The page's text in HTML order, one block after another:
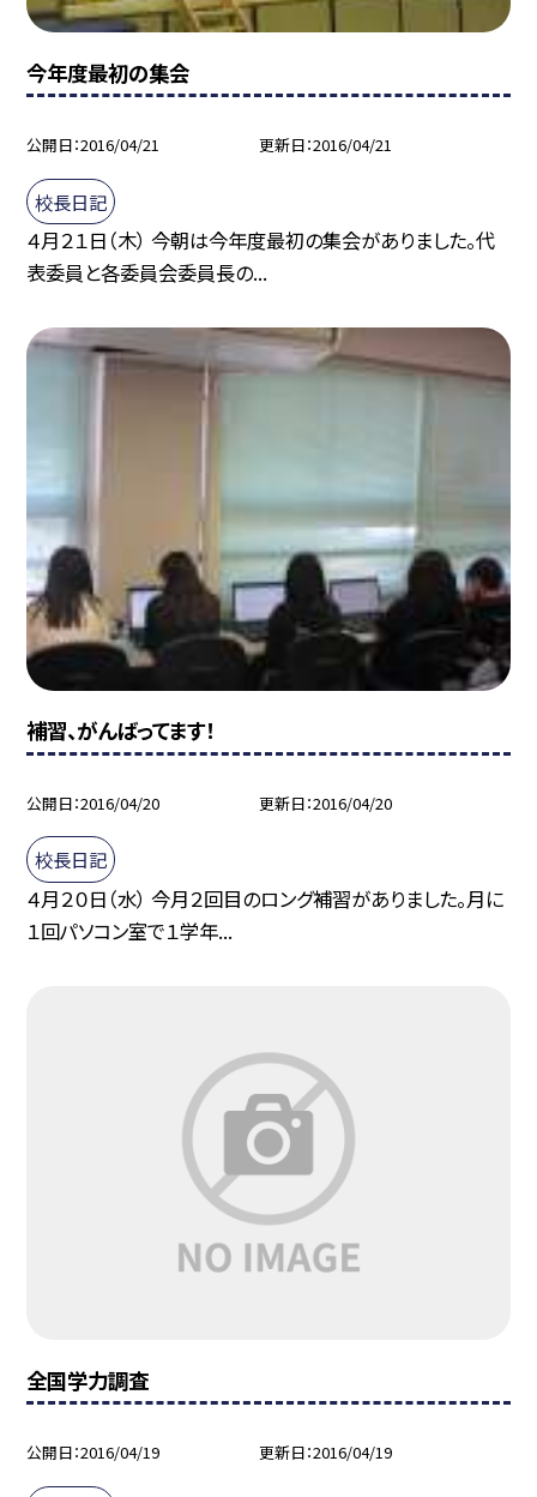
今年度最初の集会
公開日 2016/04/21 更新日 2016/04/21
校長日記
４月２１日（木） 今朝は今年度最初の集会がありました。代
表委員と各委員会委員長の...
補習、がんばってます！
公開日 2016/04/20 更新日 2016/04/20
校長日記
４月２０日（水） 今月２回目のロング補習がありました。月に
１回パソコン室で１学年...
全国学力調査
公開日 2016/04/19 更新日 2016/04/19